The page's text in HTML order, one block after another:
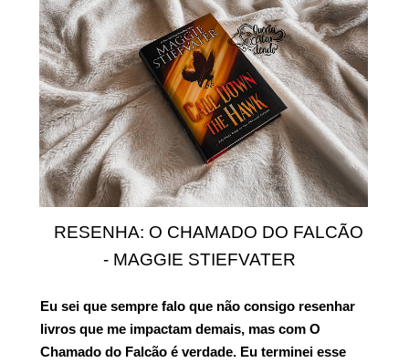
RESENHA: O CHAMADO DO FALCÃO
- MAGGIE STIEFVATER
Eu sei que sempre falo que não consigo resenhar
livros que me impactam demais, mas com O
Chamado do Falcão é verdade. Eu terminei esse